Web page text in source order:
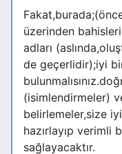
üzerinden
adları
de geçerlidir);iyi
(isimlendirmeler)
belirlemeler,size
hazırlayıp verimli
sağlayacaktır.